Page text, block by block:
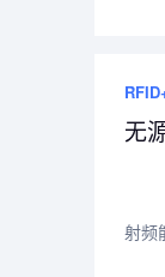
无
射频